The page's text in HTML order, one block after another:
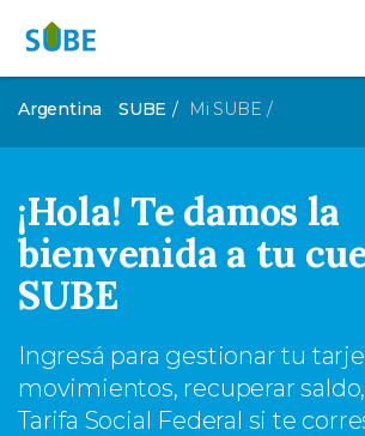
Argentina SUBE Mi SUBE
¡Hola! Te damos la
bienvenida a tu
SUBE
Ingresá para gestionar tu
movimientos, recuperar
Tarifa Social Federal si te